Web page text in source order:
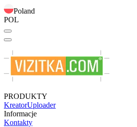
Poland
POL
PRODUKTY
KreatorUploader
Informacje
Kontakty